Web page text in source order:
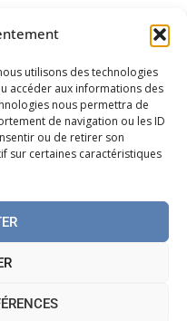
utilisons des technologies
accéder aux informations des
nous permettra de
de navigation ou les ID
ou de retirer son
sur certaines caractéristiques
les solutions
— Tous droits